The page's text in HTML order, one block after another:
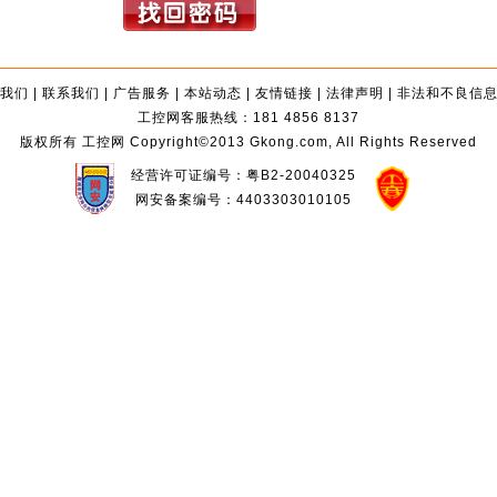
们 | 联系我们 | 广告服务 | 本站动态 | 友情链接 | 法律声明 | 非法和不良信
工控网客服热线：181 4856 8137
版权所有 工控网 Copyright©2013 Gkong.com, All Rights Reserved
经营许可证编号：粤B2-20040325
网安备案编号：4403303010105